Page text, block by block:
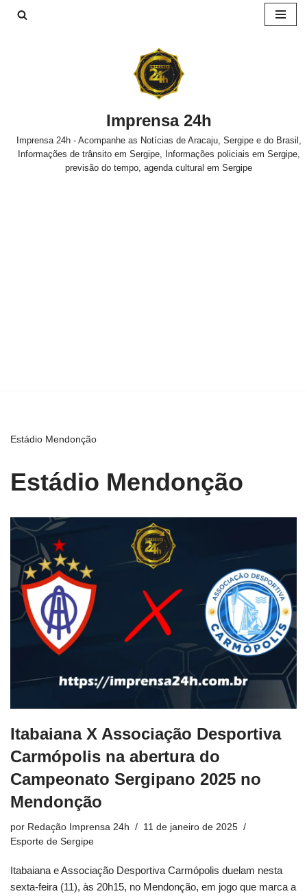
Imprensa 24h
Imprensa 24h - Acompanhe as Notícias de Aracaju, Sergipe e do Brasil,
Informações de trânsito em Sergipe, Informações policiais em Sergipe,
previsão do tempo, agenda cultural em Sergipe
Estádio Mendonção
Estádio Mendonção
Itabaiana X Associação Desportiva
Carmópolis na abertura do
Campeonato Sergipano 2025 no
Mendonção
por Redação Imprensa 24h
11 de janeiro de 2025
Esporte de Sergipe
Itabaiana e Associação Desportiva Carmópolis duelam nesta
sexta-feira (11), às 20h15, no Mendonção, em jogo que marca a